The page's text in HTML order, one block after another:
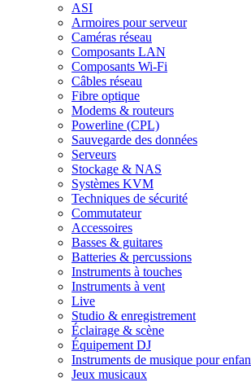
ASI
Armoires pour serveur
Caméras réseau
Composants LAN
Composants Wi-Fi
Câbles réseau
Fibre optique
Modems & routeurs
Powerline (CPL)
Sauvegarde des données
Serveurs
Stockage & NAS
Systèmes KVM
Techniques de sécurité
Commutateur
Accessoires
Basses & guitares
Batteries & percussions
Instruments à touches
Instruments à vent
Live
Studio & enregistrement
Éclairage & scène
Équipement DJ
Instruments de musique pour
Jeux musicaux